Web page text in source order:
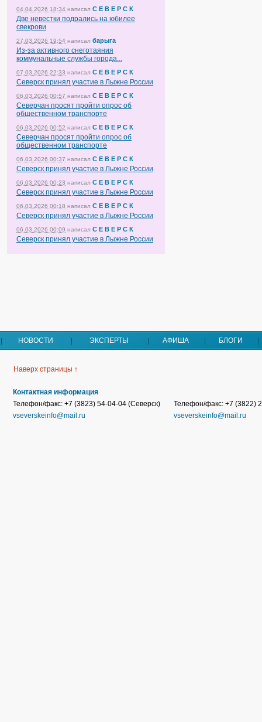
04.04.2026 18:34 написал С Е В Е Р С К
Две невестки подрались на юбилее
свекрови
27.03.2026 19:54 написал барыга
Из-за активного снеготаяния
коммунальные службы города...
07.03.2026 22:33 написал С Е В Е Р С К
Северск принял участие в Лыжне России
06.03.2026 00:57 написал С Е В Е Р С К
Северчан просят пройти опрос об
общественном транспорте
06.03.2026 00:52 написал С Е В Е Р С К
Северчан просят пройти опрос об
общественном транспорте
06.03.2026 00:37 написал С Е В Е Р С К
Северск принял участие в Лыжне России
06.03.2026 00:23 написал С Е В Е Р С К
Северск принял участие в Лыжне России
06.03.2026 00:18 написал С Е В Е Р С К
Северск принял участие в Лыжне России
06.03.2026 00:09 написал С Е В Е Р С К
Северск принял участие в Лыжне России
НОВОСТИ ЭКСПЕРТЫ АФИША БЛОГИ
Наверх страницы ↑
Контактная информация
Телефон/факс: +7 (3823) 54-04-04 (Северск)
vseverskeinfo@mail.ru
Телефон/факс: +7 (3822)
vseverskeinfo@mail.ru